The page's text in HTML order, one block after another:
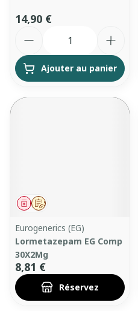
14,90 €
Ajouter au panier
Sur prescription
Médicament
Eurogenerics (EG)
Lormetazepam EG Comp
30X2Mg
8,81 €
Réservez